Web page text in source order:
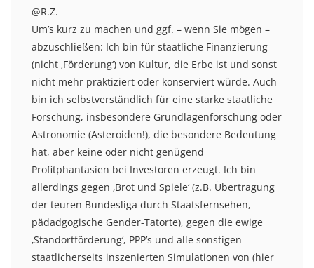
@R.Z.
Um’s kurz zu machen und ggf. – wenn Sie mögen –
abzuschließen: Ich bin für staatliche Finanzierung
(nicht ‚Förderung‘) von Kultur, die Erbe ist und sonst
nicht mehr praktiziert oder konserviert würde. Auch
bin ich selbstverständlich für eine starke staatliche
Forschung, insbesondere Grundlagenforschung oder
Astronomie (Asteroiden!), die besondere Bedeutung
hat, aber keine oder nicht genügend
Profitphantasien bei Investoren erzeugt. Ich bin
allerdings gegen ‚Brot und Spiele‘ (z.B. Übertragung
der teuren Bundesliga durch Staatsfernsehen,
pädadgogische Gender-Tatorte), gegen die ewige
‚Standortförderung‘, PPP’s und alle sonstigen
staatlicherseits inszenierten Simulationen von (hier